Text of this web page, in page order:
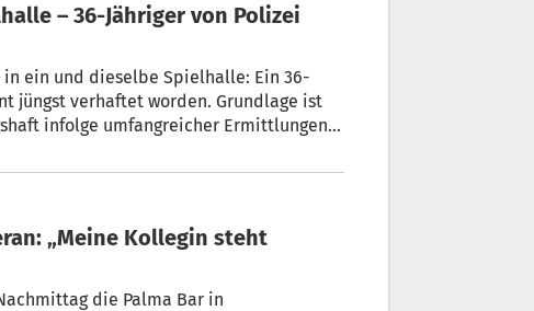
– 36-Jähriger von Polizei
jüngst verhaftet worden. Grundlage ist
die Palma Bar in